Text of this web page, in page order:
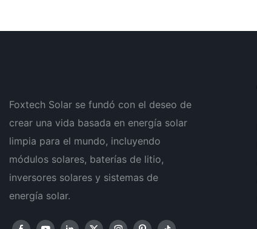
Foxtech Solar se fundó con el deseo de
crear una vida basada en energía solar
limpia para el mundo, incluyendo
módulos solares, baterías de litio,
inversores solares y sistemas de
energía solar.